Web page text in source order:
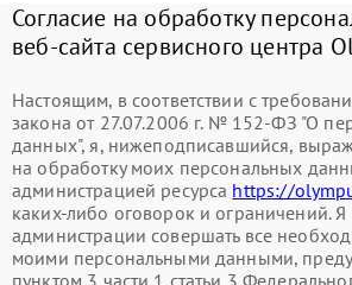
Согласие на обработку
веб-сайта сервисного центра
Настоящим, в соответствии с
закона от 27.07.2006 г. № 152-ФЗ "О
данных", я, нижеподписавшийся,
на обработку моих персональных
администрацией ресурса https://
каких-либо оговорок и ограничений.
администрации совершать все
моими персональными данными,
пунктом 3 части 1 статьи 3